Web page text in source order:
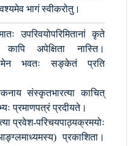
भागं स्वीकरोतु।
उपरिवयोपरिमितानां कृते
अपेक्षिता नास्ति।
भवतः सङ्केतं प्रति
संस्कृतभारत्या काचित्
प्रमाणपत्रं प्रदीयते।
प्रवेश-परिचयपाठ्यक्रमयोः
प्रकाशिता।